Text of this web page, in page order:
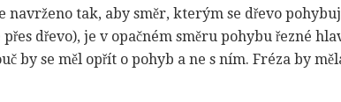
navrženo tak, aby směr, kterým se dřevo
dřevo), je v opačném směru pohybu řezné
by se měl opřít o pohyb a ne s ním. Fréza by